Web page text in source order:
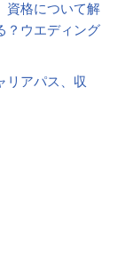
資格について解
？ウエディング
リアパス、収